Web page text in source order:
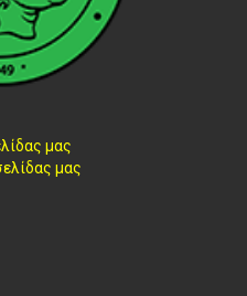
μας
μας